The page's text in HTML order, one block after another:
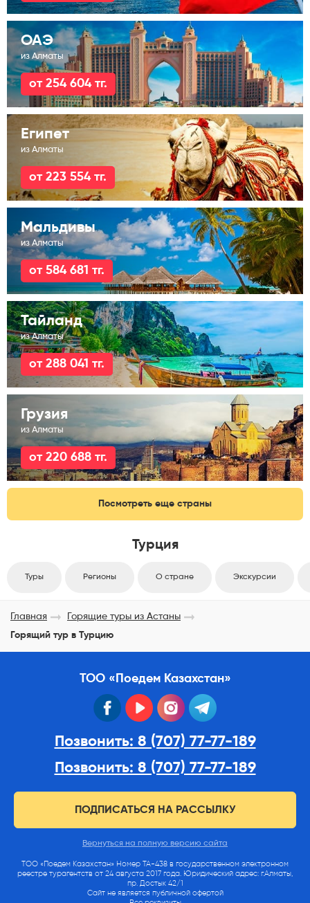
ОАЭ
из Алматы
от 254 604 тг.
Египет
из Алматы
от 223 554 тг.
Мальдивы
из Алматы
от 584 681 тг.
Тайланд
из Алматы
от 288 041 тг.
Грузия
из Алматы
от 220 688 тг.
Посмотреть еще страны
Турция
Туры Регионы О стране Экскурсии
Главная
Горящие туры из Астаны
Горящий тур в Турцию
ТОО «Поедем Казахстан»
facebook youtube instagram
Позвонить: 8 (707) 77-77-189
Позвонить: 8 (707) 77-77-189
ПОДПИСАТЬСЯ НА РАССЫЛКУ
Вернуться на полную версию сайта
ТОО «Поедем Казахстан» Номер ТА-438 в государственном электронном
реестре турагентств от 24 августа 2017 года. Юридический адрес: г.Алматы,
пр. Достык 42/1
Сайт не является публичной офертой